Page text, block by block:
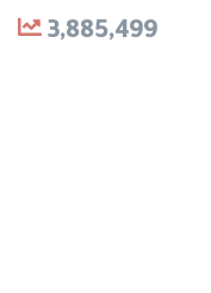
3,885,499